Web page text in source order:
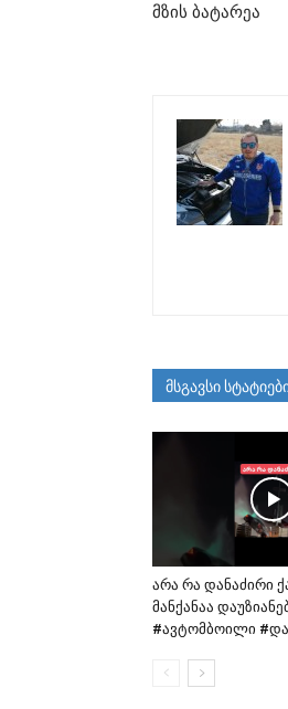
მზის ბატარეა
მსგავსი
არა რა დანაძირი
მანქანაა
#ავტომბოილი